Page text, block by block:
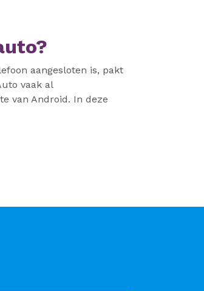
aangesloten is, pakt
vaak al
van Android. In deze